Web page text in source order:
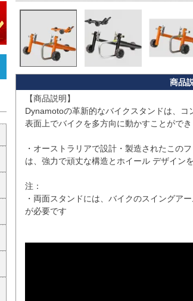
【商品説明】
Dynamotoの革新的なバイクスタンドは、
表面上でバイクを多方向に動かすことができ
・オーストラリアで設計・製造されたこの
は、強力で頑丈な構造とホイール デザイン
注：
・両面スタンドには、バイクのスイングア
が必要です